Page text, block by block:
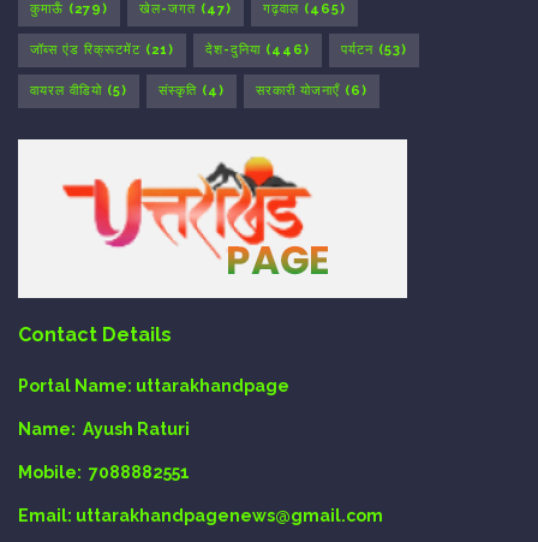
कुमाऊँ (279) खेल-जगत (47) गढ़वाल (465)
जॉब्स एंड रिक्रूटमेंट (21) देश-दुनिया (446) पर्यटन (53)
वायरल वीडियो (5) संस्कृति (4) सरकारी योजनाएँ (6)
Contact Details
Portal Name: uttarakhandpage
Name: Ayush Raturi
Mobile: 7088882551
Email: uttarakhandpagenews@gmail.com